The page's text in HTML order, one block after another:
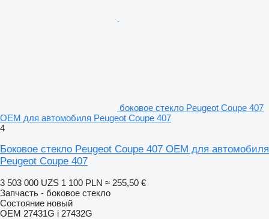
боковое стекло Peugeot Coupe 407
OEM для автомобиля Peugeot Coupe 407
4
Боковое стекло Peugeot Coupe 407 OEM для автомобиля
Peugeot Coupe 407
3 503 000 UZS 1 100 PLN ≈ 255,50 €
Запчасть - боковое стекло
Состояние новый
OEM 27431G i 27432G